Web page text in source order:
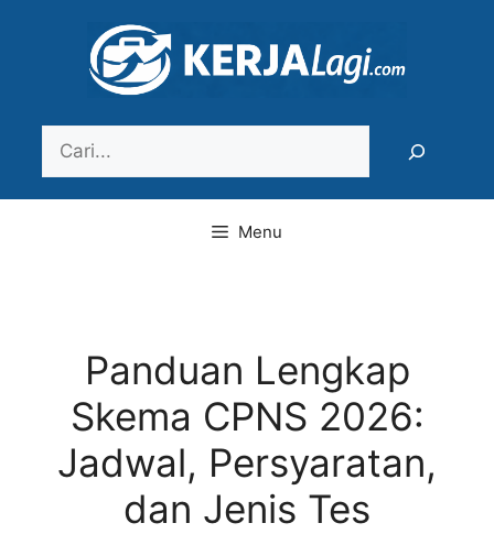
Menu
Panduan Lengkap
Skema CPNS 2026:
Jadwal, Persyaratan,
dan Jenis Tes